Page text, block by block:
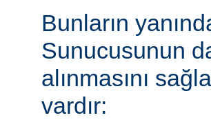
Bunların
Sunucusunun
alınmasını
vardır: